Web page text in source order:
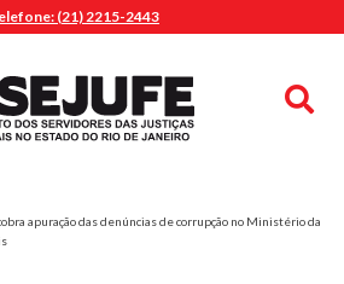
(21) 2215-2443
apuração das denúncias de corrupção no Ministério da